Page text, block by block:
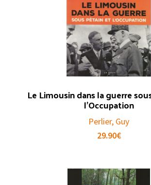
Le Limousin dans la guerre
l’Occupation
Perlier, Guy
29.90€